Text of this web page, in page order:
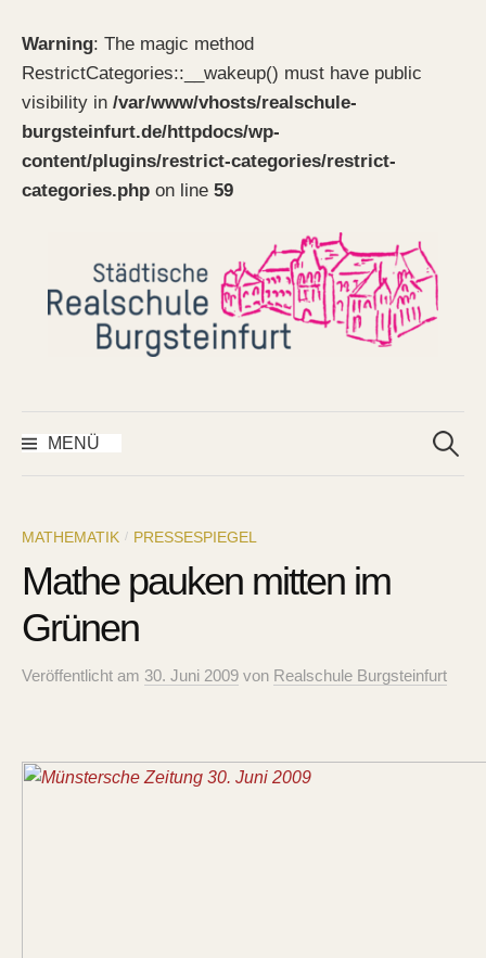
Warning: The magic method
RestrictCategories::__wakeup() must have public
visibility in /var/www/vhosts/realschule-
burgsteinfurt.de/httpdocs/wp-
content/plugins/restrict-categories/restrict-
categories.php on line 59
MENÜ
nach:
MATHEMATIK / PRESSESPIEGEL
Mathe pauken mitten im
Grünen
Veröffentlicht am 30. Juni 2009 von Realschule Burgsteinfurt